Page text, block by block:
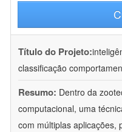
Título do Projeto:
classificação
Resumo: Dentro da
computacional, uma
com múltiplas aplicações,